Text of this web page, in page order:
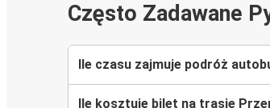
Często Zadawane
Ile czasu zajmuje podróż
Ile kosztuje bilet na trasie